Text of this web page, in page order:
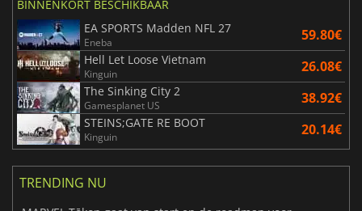
BINNENKORT BESCHIKBAAR
EA SPORTS Madden NFL 27
Eneba 59.80€
Hell Let Loose Vietnam
Kinguin 26.08€
The Sinking City 2
Gamesplanet US 38.92€
STEINS;GATE RE BOOT
Kinguin 20.14€
TRENDING NU